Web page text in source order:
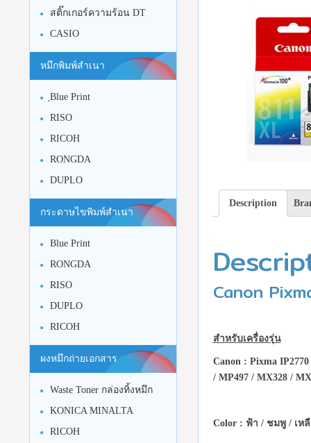
Description
Canon
สำหรับเครื่องรุ่น
Canon : Pixma
/ MP497 / MX328 /
Color : ฟ้า / ชมพู / เห
สติ๊กเกอร์ความร้อน DT
CASIO
หมึกพิมพ์สำเนา
ฺBlue Print
RISO
RICOH
RONGDA
DUPLO
กระดาษไขพิมพ์สำเนา
Blue Print
RONGDA
RISO
DUPLO
RICOH
ผงหมึกถ่ายเอกสาร
Waste Toner กล่องทิ้งหมึก
KONICA MINALTA
RICOH